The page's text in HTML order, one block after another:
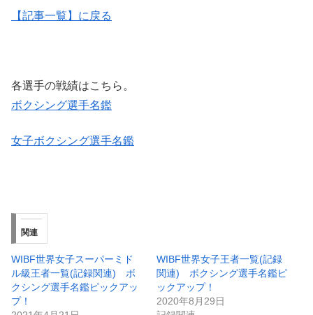
【記事一覧】に戻る
各選手の戦績はこちら。
ボクシング選手名鑑
女子ボクシング選手名鑑
関連
WIBF世界女子スーパーミド
ル級王者一覧(記録関連) ボ
クシング選手名鑑ピックアッ
プ！
WIBF世界女子王者一覧(記録
関連) ボクシング選手名鑑ピ
ックアップ！
2020年8月29日